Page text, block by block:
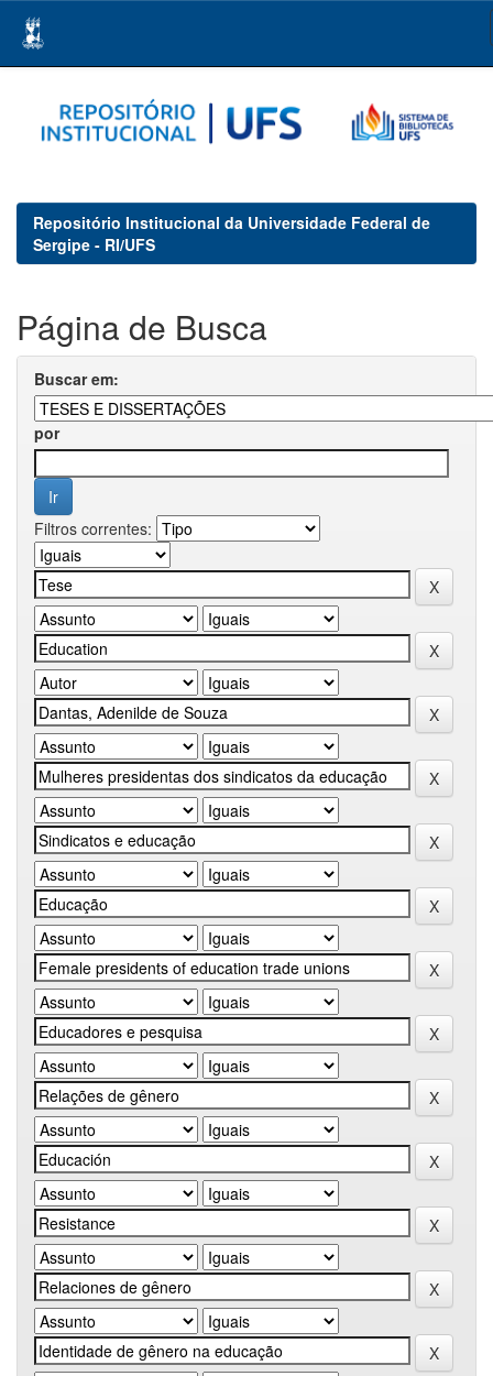
navigation
Repositório Institucional da Universidade Federal de
Sergipe - RI/UFS
Página de Busca
Buscar em:
por
Filtros correntes: